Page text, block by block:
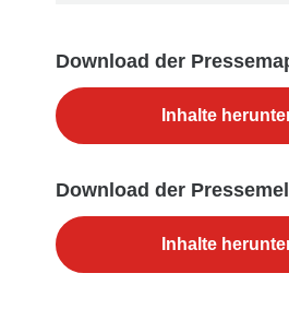
Download der
Inhalte
Download der
Inhalte